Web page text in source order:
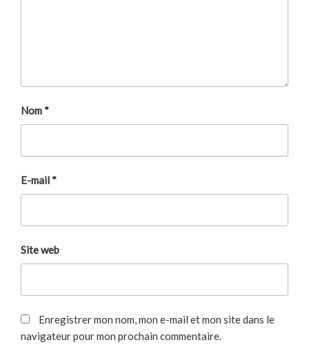
Nom*
E-mail*
Site web
Enregistrer mon nom, mon e-mail et mon site dans le
navigateur pour mon prochain commentaire.